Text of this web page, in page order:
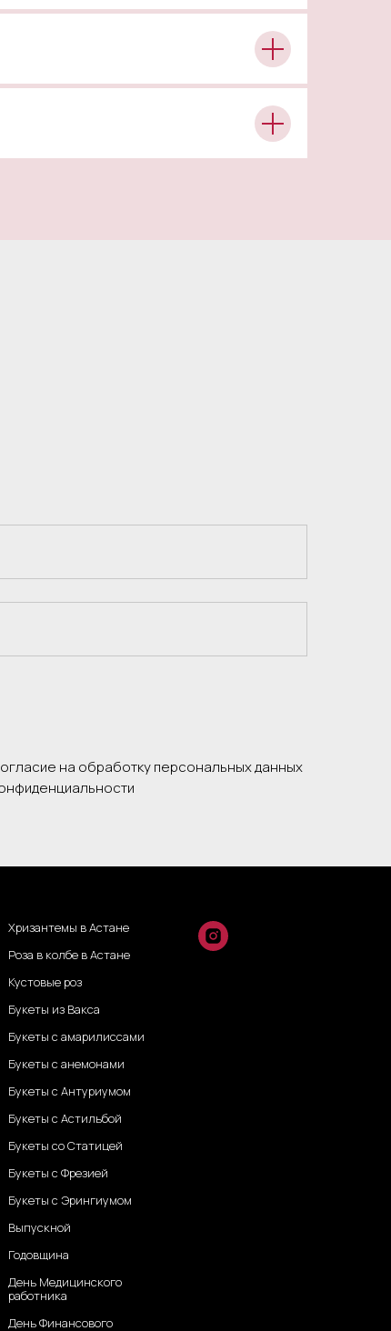
на обработку персональных данных
Хризантемы в Астане
Роза в колбе в Астане
Кустовые роз
Букеты из Вакса
Букеты с амарилиссами
Букеты с анемонами
Букеты с Антуриумом
Букеты с Астильбой
Букеты со Статицей
Букеты с Фрезией
Букеты с Эрингиумом
Выпускной
Годовщина
День Медицинского
работника
День Финансового